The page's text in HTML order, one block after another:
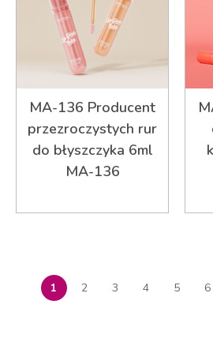
MA-136 Producent
przezroczystych rur
do błyszczyka 6ml
MA-136
1 2 3 4 5 6